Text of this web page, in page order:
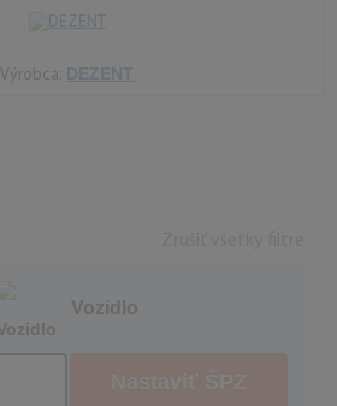
Výrobca: DEZENT
Vozidlo